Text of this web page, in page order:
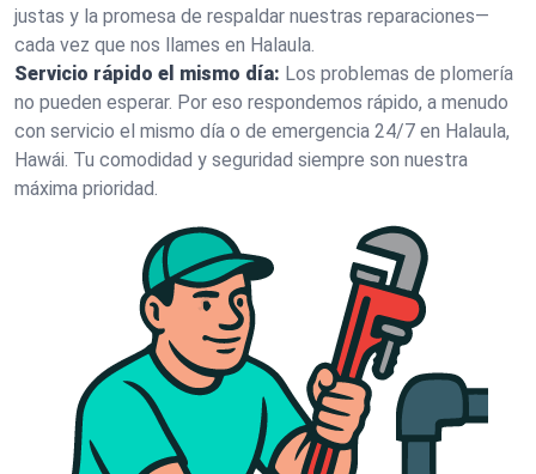
justas y la promesa de respaldar nuestras reparaciones—
cada vez que nos llames en Halaula.
Servicio rápido el mismo día: Los problemas de plomería
no pueden esperar. Por eso respondemos rápido, a menudo
con servicio el mismo día o de emergencia 24/7 en Halaula,
Hawái. Tu comodidad y seguridad siempre son nuestra
máxima prioridad.